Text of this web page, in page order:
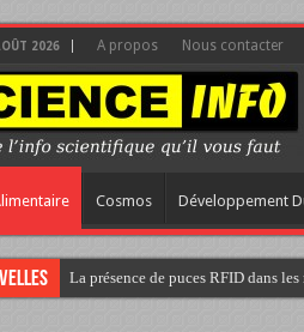
2026 A propos Nous contacter
Cosmos Développement
La présence de puces RFID dans